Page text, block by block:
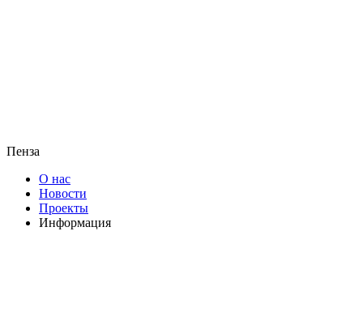
Пенза
О нас
Новости
Проекты
Информация